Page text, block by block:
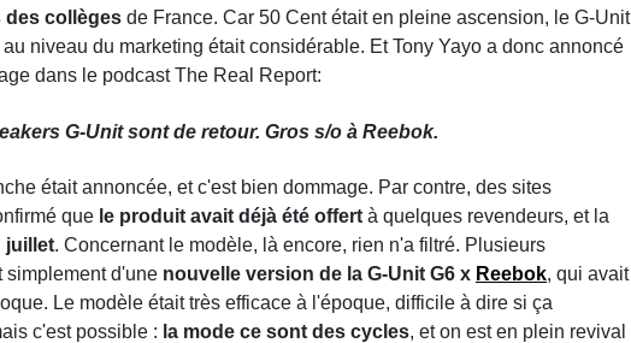
des collèges de France. Car 50 Cent était en pleine ascension, le G-Unit
niveau du marketing était considérable. Et Tony Yayo a donc annoncé
dans le podcast The Real Report:
G-Unit sont de retour. Gros s/o à Reebok.
était annoncée, et c'est bien dommage. Par contre, des sites
que le produit avait déjà été offert à quelques revendeurs, et la
juillet. Concernant le modèle, là encore, rien n'a filtré. Plusieurs
simplement d'une nouvelle version de la G-Unit G6 x Reebok, qui avait
Le modèle était très efficace à l'époque, difficile à dire si ça
c'est possible : la mode ce sont des cycles, et on est en plein revival